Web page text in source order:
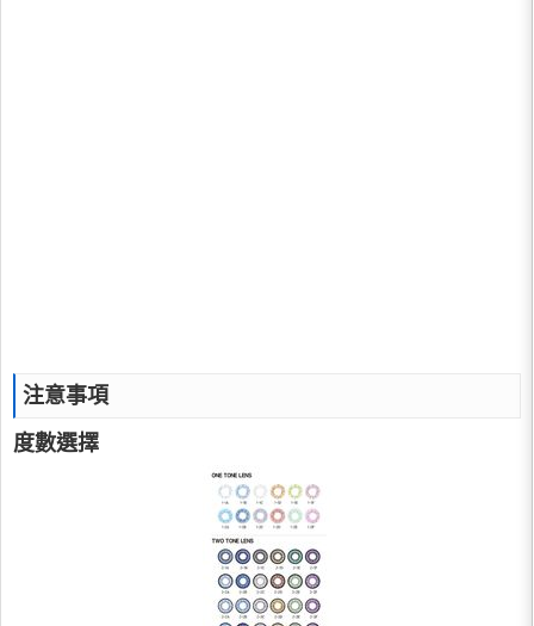
注意事項
度數選擇